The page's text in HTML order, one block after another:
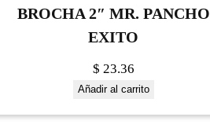
BROCHA 2″ MR. PANCHO
EXITO
$ 23.36
Añadir al carrito